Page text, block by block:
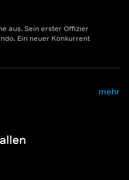
aus. Sein erster Offizier
Ein neuer Konkurrent
mehr